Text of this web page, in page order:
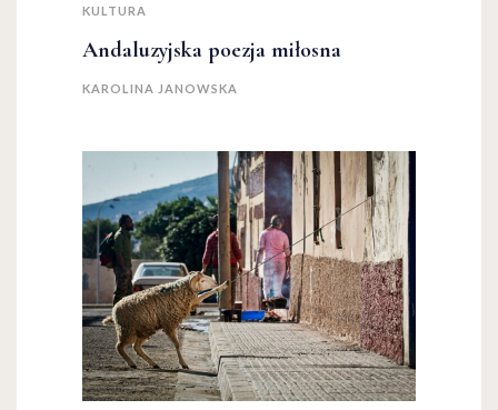
KULTURA
Andaluzyjska poezja miłosna
KAROLINA JANOWSKA